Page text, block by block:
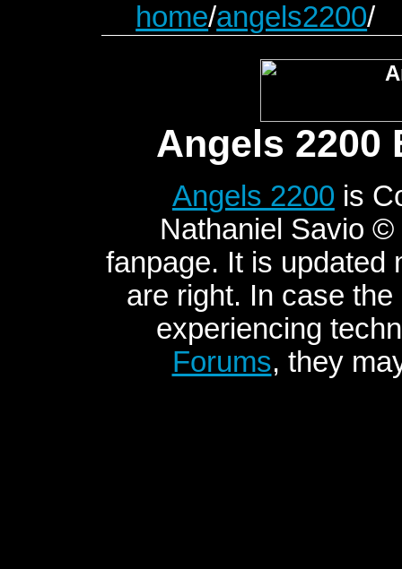
home/angels2200/
Angels 2200
Angels 2200 is
Nathaniel Savio
fanpage. It is updated
are right. In case
experiencing
Forums, they